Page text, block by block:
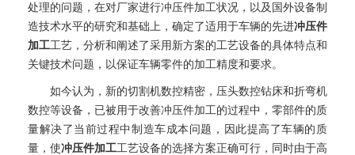
处理的问题 ， 在对厂家进行冲压件加工状况 ，以及 国外设备制
造技术水平的研究和基础上，确定了适用于车辆的先进冲压件
加工工艺 ， 分析和阐述了采用新方案的工艺设备的具体特点和
关键技术问题，以保证车辆零件的加工精度和要求。
如今认为，新的切割机数控精密 ， 压头数控钻床和折弯机
数控等设备 ， 已被用于改善冲压件加工 的过程中 ， 零部件的质
量解决了 当前过程中制造车成本 问题，因此提高了车辆的质
量，使冲压件加工工艺设备的选择方案正确可行 ， 同时由于高